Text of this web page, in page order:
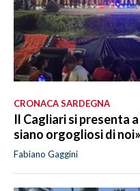
CRONACA SARDEGNA
Il Cagliari si presenta
siano orgogliosi di noi»
Fabiano Gaggini